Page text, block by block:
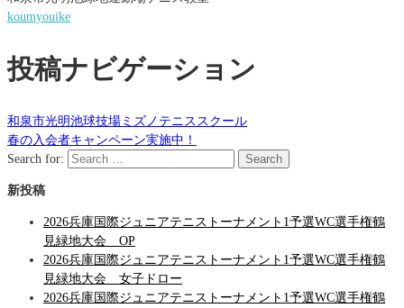
koumyouike
投稿ナビゲーション
和泉市光明池球技場ミズノテニススクール
春の入会者キャンペーン実施中！
Search for:
Search
新投稿
2026兵庫国際ジュニアテニストーナメント1予選WC選手権鶴
見緑地大会 OP
2026兵庫国際ジュニアテニストーナメント1予選WC選手権鶴
見緑地大会 女子ドロー
2026兵庫国際ジュニアテニストーナメント1予選WC選手権鶴